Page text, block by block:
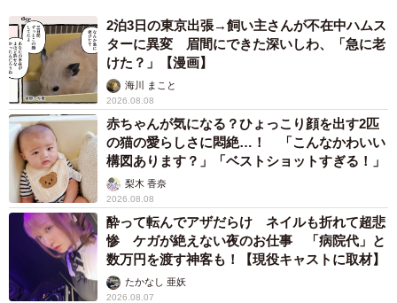
2泊3日の東京出張→飼い主さんが不在中ハムス
ターに異変 眉間にできた深いしわ、「急に老
けた？」【漫画】
海川 まこと
2026.08.08
赤ちゃんが気になる？ひょっこり顔を出す2匹
の猫の愛らしさに悶絶…！ 「こんなかわいい
構図あります？」「ベストショットすぎる！」
梨木 香奈
2026.08.08
酔って転んでアザだらけ ネイルも折れて超悲
惨 ケガが絶えない夜のお仕事 「病院代」と
数万円を渡す神客も！【現役キャストに取材】
たかなし 亜妖
2026.08.07